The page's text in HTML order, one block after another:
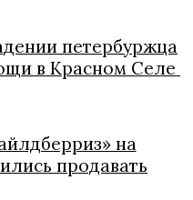
петербуржца
в Красном Селе
на
продавать